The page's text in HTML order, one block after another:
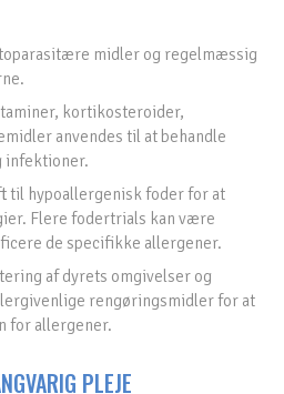
midler og regelmæssig
kortikosteroider,
anvendes til at behandle
infektioner.
til hypoallergenisk foder for at
Flere fodertrials kan være
de specifikke allergener.
af dyrets omgivelser og
rengøringsmidler for at
for allergener.
PLEJE